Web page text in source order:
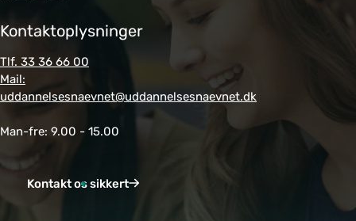
Kontaktoplysninger
Tlf. 33 36 66 00
Mail:
uddannelsesnaevnet@uddannelsesnaevnet.dk
Man-fre: 9.00 - 15.00
Kontakt os sikkert